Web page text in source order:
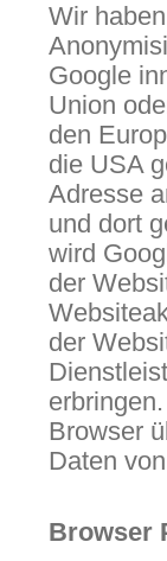
Wir
Google
Union
den
die USA
Adresse
und dort
wird
der
der
Browser
Daten
Browser